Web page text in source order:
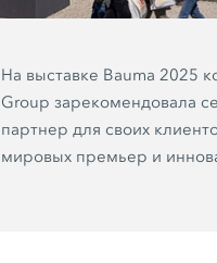
На выставке Bauma 2025
Group зарекомендовала
партнер для своих
мировых премьер и